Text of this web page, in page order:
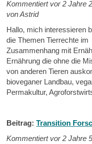
Kommentiert vor2 Jahre
von Astrid
Hallo, mich interessieren
die Themen Tierrechte im
Zusammenhang mit
Ernährung die ohne die
von anderen Tieren
bioveganer Landbau,
Permakultur,
Beitrag:Transition
Kommentiert vor2 Jahre